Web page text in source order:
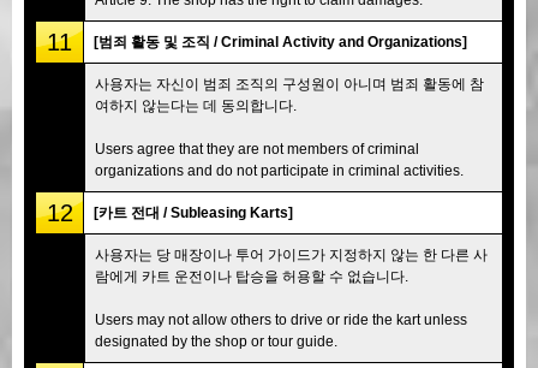
11 [범죄 활동 및 조직 / Criminal Activity and Organizations]
사용자는 자신이 범죄 조직의 구성원이 아니며 범죄 활동에 참
여하지 않는다는 데 동의합니다.
Users agree that they are not members of criminal
organizations and do not participate in criminal activities.
12 [카트 전대 / Subleasing Karts]
사용자는 당 매장이나 투어 가이드가 지정하지 않는 한 다른 사
람에게 카트 운전이나 탑승을 허용할 수 없습니다.
Users may not allow others to drive or ride the kart unless
designated by the shop or tour guide.